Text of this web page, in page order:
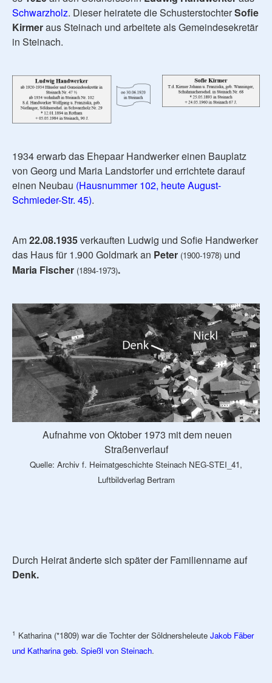
Schwarzholz. Dieser heiratete die SchusterstochterSofie
Kirmeraus Steinach und arbeitete als Gemeindesekretär
in Steinach.
1934 erwarb das Ehepaar Handwerker einen Bauplatz
von Georg und Maria Landstorfer und errichtete darauf
einen Neubau (Hausnummer 102, heute August-
Schmieder-Str. 45).
Am22.08.1935verkauften Ludwig und Sofie Handwerker
das Haus für 1.900 Goldmark an Peter (1900-1978) und
Maria Fischer (1894-1973).
Aufnahme von Oktober 1973 mit dem neuen
Straßenverlauf
Quelle: Archiv f. Heimatgeschichte Steinach NEG-STEI_41,
Luftbildverlag Bertram
Durch Heirat änderte sich später der Familienname auf
Denk.
1 Katharina (*1809) war die Tochter der Söldnersheleute Jakob Fäber
und Katharina geb. Spießl von Steinach.